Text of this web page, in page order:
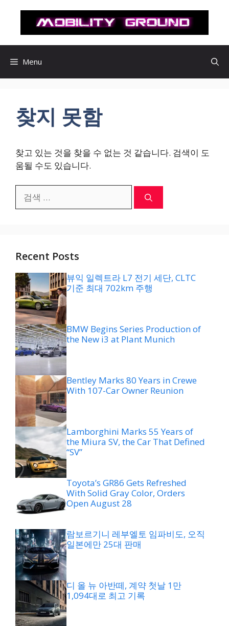
로
Menu
찾지 못함
찾고 있는 것을 찾을 수 없는 것 같습니다. 검색이 도
움될 수도 있습니다.
색:
Recent Posts
뷰익 일렉트라 L7 전기 세단, CLTC
기준 최대 702km 주행
BMW Begins Series Production of
the New i3 at Plant Munich
Bentley Marks 80 Years in Crewe
With 107-Car Owner Reunion
Lamborghini Marks 55 Years of
the Miura SV, the Car That Defined
“SV”
Toyota’s GR86 Gets Refreshed
With Solid Gray Color, Orders
Open August 28
람보르기니 레부엘토 임파비도, 오직
일본에만 25대 판매
디 올 뉴 아반떼, 계약 첫날 1만
1,094대로 최고 기록